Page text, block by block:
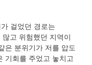
걸었던 경로는
고 위험했던 지역이
은 분위기가 저를 압도
기회를 주었고 놓치고